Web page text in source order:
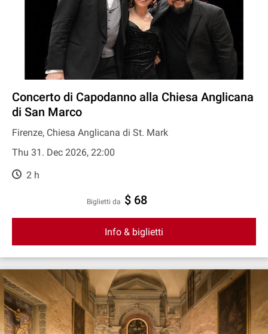
Concerto di Capodanno alla Chiesa Anglicana
di San Marco
Firenze, Chiesa Anglicana di St. Mark
Thu 31. Dec 2026, 22:00
2 h
Biglietti da $ 68
Info & biglietti